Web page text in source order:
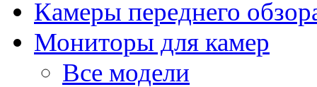
Камеры переднего
Мониторы для камер
Все модели